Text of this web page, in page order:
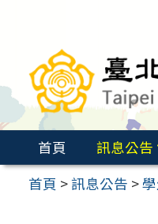
要
容
首頁 訊息公告
首頁 >訊息公告 >